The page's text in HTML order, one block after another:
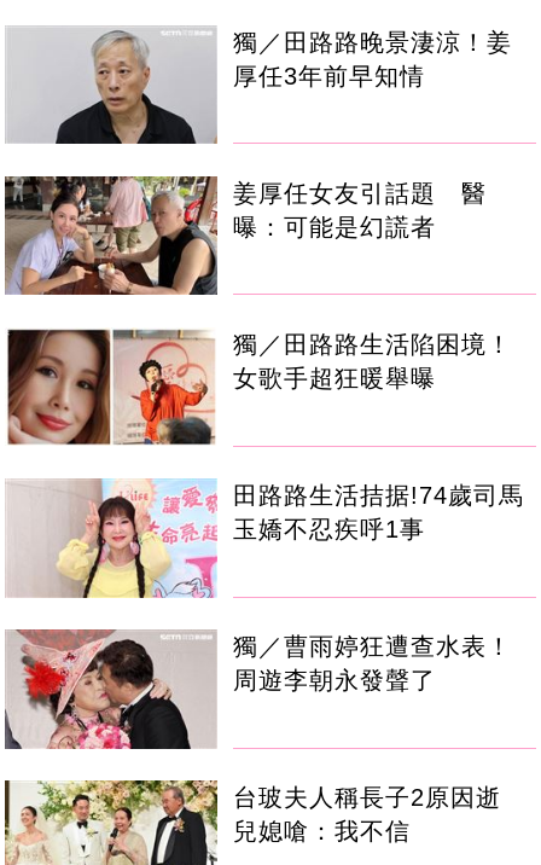
獨／田路路晚景淒涼！姜
厚任3年前早知情
姜厚任女友引話題 醫
曝：可能是幻謊者
獨／田路路生活陷困境！
女歌手超狂暖舉曝
田路路生活拮据!74歲司馬
玉嬌不忍疾呼1事
獨／曹雨婷狂遭查水表！
周遊李朝永發聲了
台玻夫人稱長子2原因逝
兒媳嗆：我不信